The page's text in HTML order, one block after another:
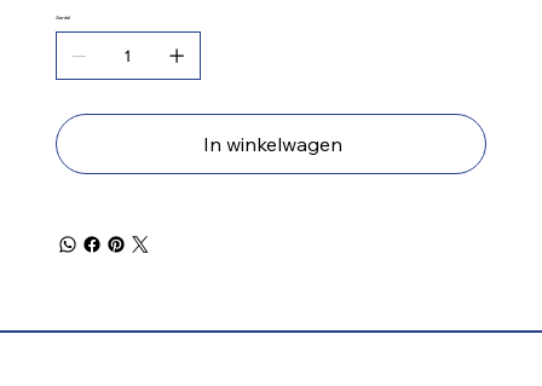
Aantal
In winkelwagen